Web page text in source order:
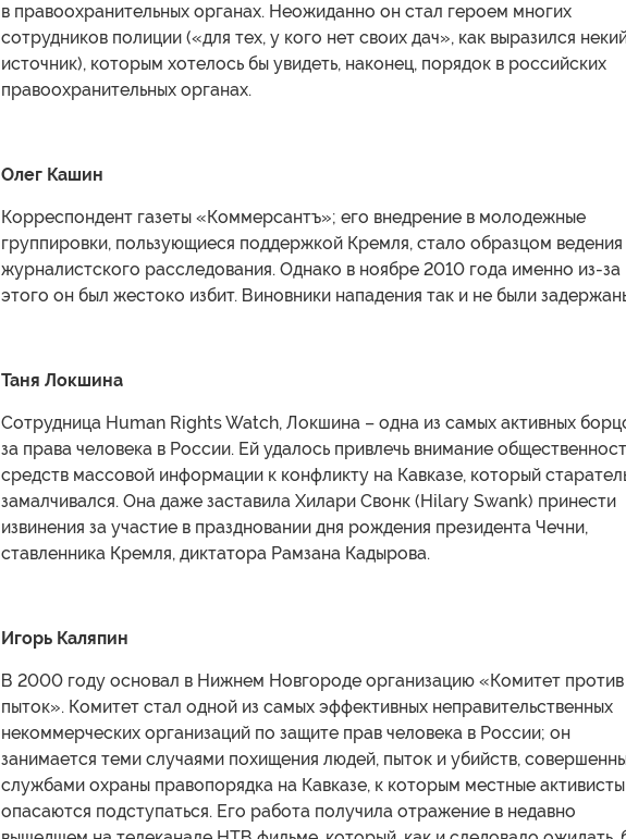
в правоохранительных органах. Неожиданно он стал героем многих
сотрудников полиции («для тех, у кого нет своих дач», как выразился
источник), которым хотелось бы увидеть, наконец, порядок в российских
правоохранительных органах.
Олег Кашин
Корреспондент газеты «Коммерсантъ»; его внедрение в молодежные
группировки, пользующиеся поддержкой Кремля, стало образцом ведения
журналистского расследования. Однако в ноябре 2010 года именно из-за
этого он был жестоко избит. Виновники нападения так и не были
Таня Локшина
Сотрудница Human Rights Watch, Локшина – одна из самых активных
за права человека в России. Ей удалось привлечь внимание
средств массовой информации к конфликту на Кавказе, который
замалчивался. Она даже заставила Хилари Свонк (Hilary Swank) принести
извинения за участие в праздновании дня рождения президента Чечни,
ставленника Кремля, диктатора Рамзана Кадырова.
Игорь Каляпин
В 2000 году основал в Нижнем Новгороде организацию «Комитет против
пыток». Комитет стал одной из самых эффективных неправительственных
некоммерческих организаций по защите прав человека в России; он
занимается теми случаями похищения людей, пыток и убийств,
службами охраны правопорядка на Кавказе, к которым местные активисты
опасаются подступаться. Его работа получила отражение в недавно